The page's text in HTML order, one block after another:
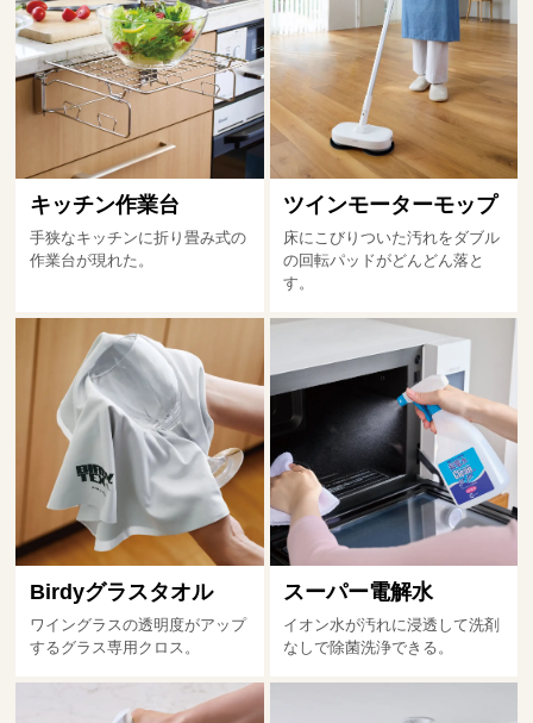
キッチン作業台
手狭なキッチンに折り畳み式の
作業台が現れた。
ツインモーターモップ
床にこびりついた汚れをダブル
の回転パッドがどんどん落と
す。
Birdyグラスタオル
ワイングラスの透明度がアップ
するグラス専用クロス。
スーパー電解水
イオン水が汚れに浸透して洗剤
なしで除菌洗浄できる。